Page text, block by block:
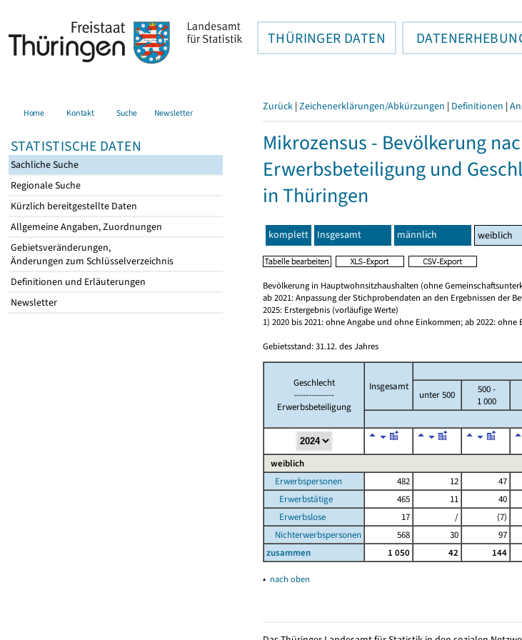
THÜRINGER DATEN
Home Kontakt Suche Newsletter
STATISTISCHE DATEN
Sachliche Suche
Regionale Suche
Kürzlich bereitgestellte Daten
Allgemeine Angaben, Zuordnungen
Gebietsveränderungen,
Änderungen zum Schlüsselverzeichnis
Definitionen und Erläuterungen
Newsletter
Zurück | Zeichenerklärungen/Abkürzungen | Definitionen |
Mikrozensus - Bevölkerung
Erwerbsbeteiligung und
in Thüringen
komplett Insgesamt männlich weiblich
Bevölkerung in Hauptwohnsitzhaushalten (ohne
ab 2021: Anpassung der Stichprobendaten an den Ergebnissen der
2025: Erstergebnis (vorläufige Werte)
1) 2020 bis 2021: ohne Angabe und ohne Einkommen; ab 2022: ohne
Gebietsstand: 31.12. des Jahres
Geschlecht
--------------
Erwerbsbeteiligung
Insgesamt
unter 500
500 -
1 000
weiblich
Erwerbspersonen
482 12 47
Erwerbstätige
465 11 40
Erwerbslose
17 / (7)
Nichterwerbspersonen
568 30 97
zusammen
1 050 42 144
▴ nach oben